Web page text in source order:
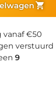
vanaf €50
verstuurd
9